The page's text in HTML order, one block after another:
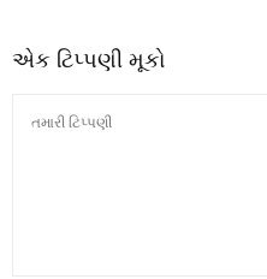
એક ટિપ્પણી મૂકો